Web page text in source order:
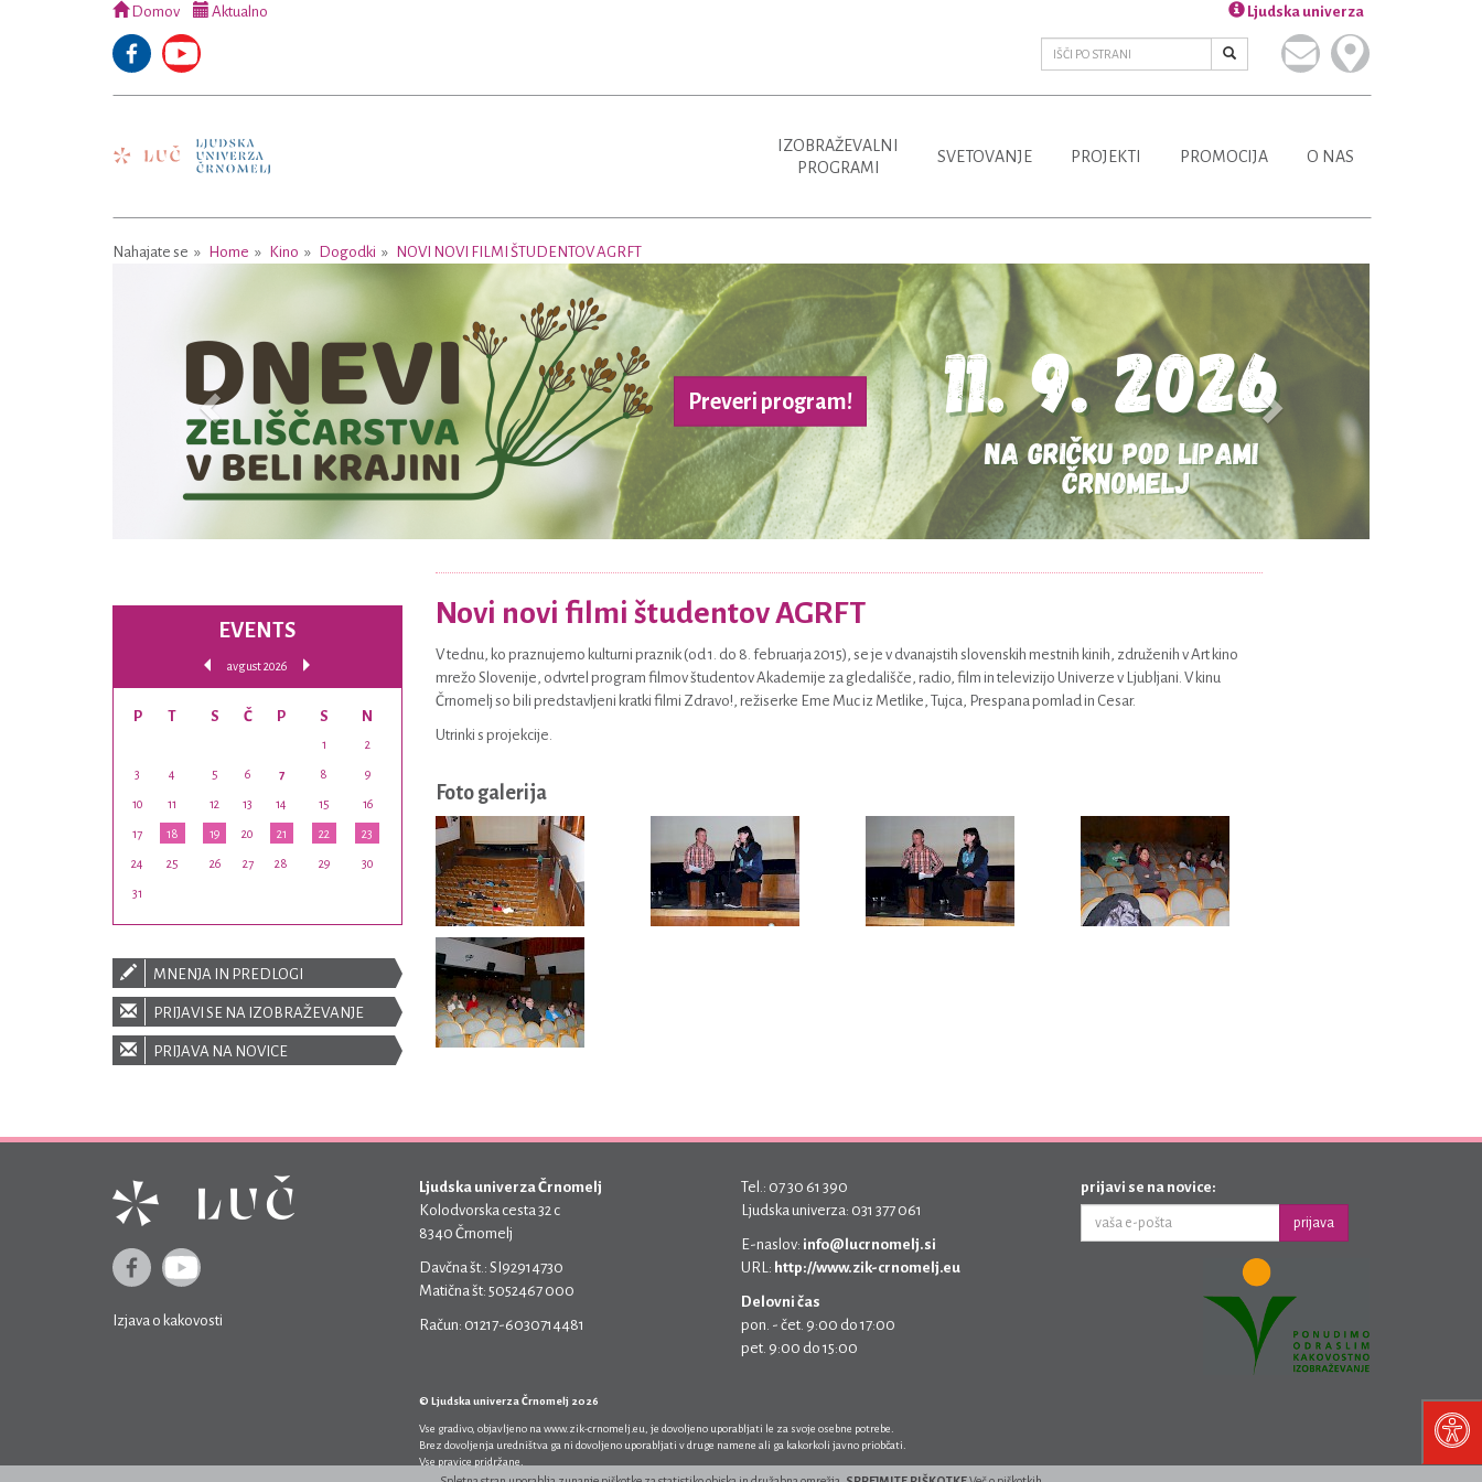
Domov Aktualno Ljudska univerza
IZOBRAŽEVALNI
PROGRAMI
SVETOVANJE PROJEKTI PROMOCIJA O NAS
Nahajate se Home Kino Dogodki NOVI NOVI FILMI ŠTUDENTOV AGRFT
Preveri program!
Novi novi filmi študentov AGRFT
V tednu, ko praznujemo kulturni praznik (od 1. do 8. februarja 2015), se je v dvanajstih slovenskih mestnih kinih, združenih v Art kino
mrežo Slovenije, odvrtel program filmov študentov Akademije za gledališče, radio, film in televizijo Univerze v Ljubljani. V kinu
Črnomelj so bili predstavljeni kratki filmi Zdravo!, režiserke Eme Muc iz Metlike, Tujca, Prespana pomlad in Cesar.
Utrinki s projekcije.
Foto galerija
EVENTS
avgust 2026
P T S Č P S N
1 2
3 4 5 6 7 8 9
10 11 12 13 14 15 16
17 18 19 20 21 22 23
24 25 26 27 28 29 30
31
MNENJA IN PREDLOGI
PRIJAVI SE NA IZOBRAŽEVANJE
PRIJAVA NA NOVICE
Izjava o kakovosti
Ljudska univerza Črnomelj
Kolodvorska cesta 32 c
8340 Črnomelj
Davčna št.: SI92914730
Matična št: 5052467 000
Račun: 01217-6030714481
Tel.: 07 30 61 390
Ljudska univerza: 031 377 061
E-naslov: info@lucrnomelj.si
URL: http://www.zik-crnomelj.eu
Delovni čas
pon. - čet. 9:00 do 17:00
pet. 9:00 do 15:00
© Ljudska univerza Črnomelj 2026
Vse gradivo, objavljeno na www.zik-crnomelj.eu , je dovoljeno uporabljati le za svoje osebne potrebe.
Brez dovoljenja uredništva ga ni dovoljeno uporabljati v druge namene ali ga kakorkoli javno priobčati.
Vse pravice pridržane.
prijavi se na novice:
prijava